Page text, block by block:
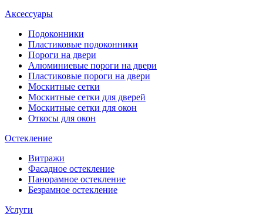
Аксессуары
Подоконники
Пластиковые подоконники
Пороги на двери
Алюминиевые пороги на двери
Пластиковые пороги на двери
Москитные сетки
Москитные сетки для дверей
Москитные сетки для окон
Откосы для окон
Остекление
Витражи
Фасадное остекление
Панорамное остекление
Безрамное остекление
Услуги